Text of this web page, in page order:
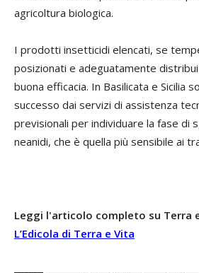
agricoltura biologica.
I prodotti insetticidi elencati, se
posizionati e adeguatamente
buona efficacia. In Basilicata e Sicilia
successo dai servizi di assistenza
previsionali per individuare la fase di
neanidi, che è quella più sensibile ai
Leggi l'articolo completo su Terra
L’Edicola di Terra e Vita